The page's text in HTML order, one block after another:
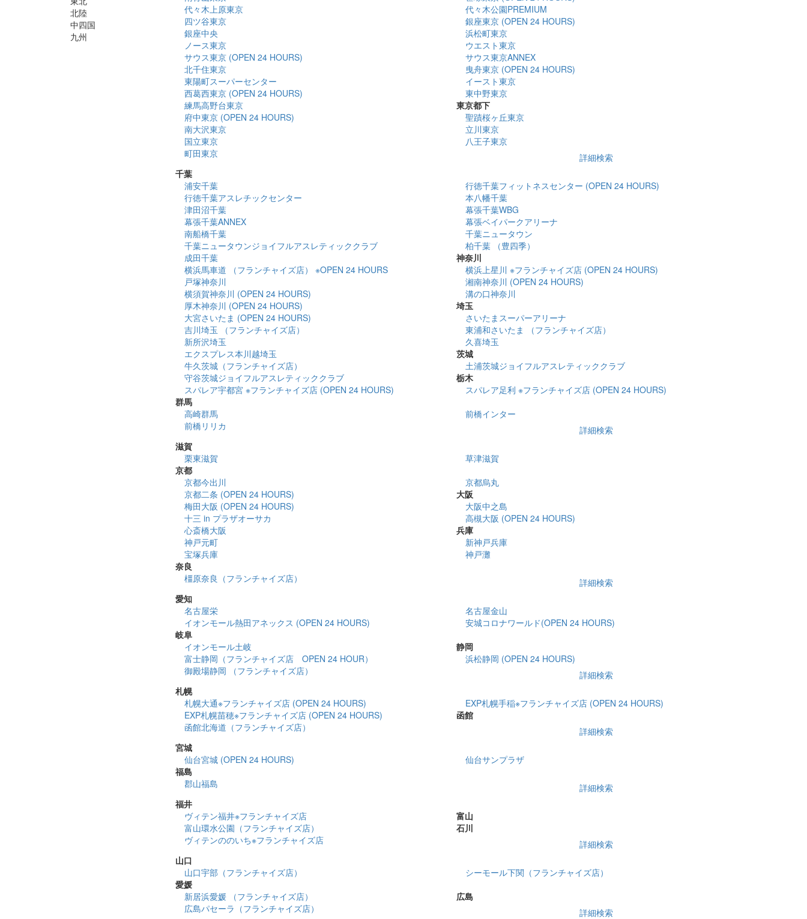
北陸
中四国
九州
代々木上原東京
代々木公園PREMIUM
四ツ谷東京
銀座東京 (OPEN 24 HOURS)
銀座中央
浜松町東京
ノース東京
ウエスト東京
サウス東京 (OPEN 24 HOURS)
サウス東京ANNEX
北千住東京
曳舟東京 (OPEN 24 HOURS)
東陽町スーパーセンター
イースト東京
西葛西東京 (OPEN 24 HOURS)
東中野東京
練馬高野台東京
東京都下
府中東京 (OPEN 24 HOURS)
聖蹟桜ヶ丘東京
南大沢東京
立川東京
国立東京
八王子東京
町田東京
詳細検索
千葉
浦安千葉
行徳千葉フィットネスセンター (OPEN 24 HOURS)
行徳千葉アスレチックセンター
本八幡千葉
津田沼千葉
幕張千葉WBG
幕張千葉ANNEX
幕張ベイパークアリーナ
南船橋千葉
千葉ニュータウン
千葉ニュータウンジョイフルアスレティッククラブ
柏千葉 （豊四季）
成田千葉
神奈川
横浜馬車道 （フランチャイズ店） ※OPEN 24 HOURS
横浜上星川 ※フランチャイズ店 (OPEN 24 HOURS)
戸塚神奈川
湘南神奈川 (OPEN 24 HOURS)
横須賀神奈川 (OPEN 24 HOURS)
溝の口神奈川
厚木神奈川 (OPEN 24 HOURS)
埼玉
大宮さいたま (OPEN 24 HOURS)
さいたまスーパーアリーナ
吉川埼玉 （フランチャイズ店）
東浦和さいたま （フランチャイズ店）
新所沢埼玉
久喜埼玉
エクスプレス本川越埼玉
茨城
牛久茨城（フランチャイズ店）
土浦茨城ジョイフルアスレティッククラブ
守谷茨城ジョイフルアスレティッククラブ
栃木
スパレア宇都宮 ※フランチャイズ店 (OPEN 24 HOURS)
スパレア足利 ※フランチャイズ店 (OPEN 24 HOURS)
群馬
高崎群馬
前橋インター
前橋リリカ
詳細検索
滋賀
栗東滋賀
草津滋賀
京都
京都今出川
京都烏丸
京都二条 (OPEN 24 HOURS)
大阪
梅田大阪 (OPEN 24 HOURS)
大阪中之島
十三 in プラザオーサカ
高槻大阪 (OPEN 24 HOURS)
心斎橋大阪
兵庫
神戸元町
新神戸兵庫
宝塚兵庫
神戸灘
奈良
橿原奈良（フランチャイズ店）
詳細検索
愛知
名古屋栄
名古屋金山
イオンモール熱田アネックス (OPEN 24 HOURS)
安城コロナワールド(OPEN 24 HOURS)
岐阜
イオンモール土岐
静岡
富士静岡（フランチャイズ店 OPEN 24 HOUR）
浜松静岡 (OPEN 24 HOURS)
御殿場静岡 （フランチャイズ店）
詳細検索
札幌
札幌大通※フランチャイズ店 (OPEN 24 HOURS)
EXP札幌手稲※フランチャイズ店 (OPEN 24 HOURS)
EXP札幌苗穂※フランチャイズ店 (OPEN 24 HOURS)
函館
函館北海道（フランチャイズ店）
詳細検索
宮城
仙台宮城 (OPEN 24 HOURS)
仙台サンプラザ
福島
郡山福島
詳細検索
福井
ヴィテン福井※フランチャイズ店
富山
富山環水公園（フランチャイズ店）
石川
ヴィテンののいち※フランチャイズ店
詳細検索
山口
山口宇部（フランチャイズ店）
シーモール下関（フランチャイズ店）
愛媛
新居浜愛媛 （フランチャイズ店）
広島
広島パセーラ（フランチャイズ店）
詳細検索